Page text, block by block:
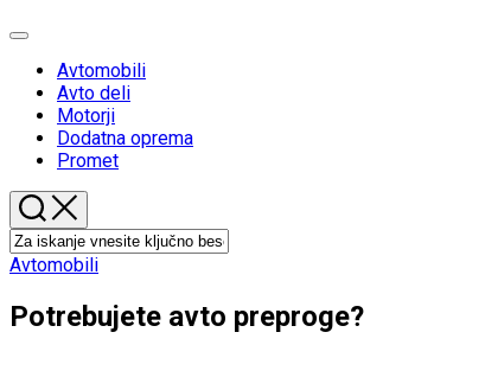
Expand
Current
Page
Parent
Avtomobili
Avto deli
Motorji
Dodatna oprema
Promet
Avtomobili
Potrebujete avto preproge?